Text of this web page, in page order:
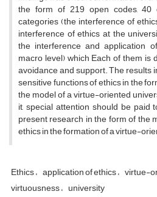
the form of 219 open codes, 40
categories (the interference of
interference of ethics at the
the interference and application
macro level) which Each of them is
avoidance and support. The results
sensitive functions of ethics in the
the model of a virtue-oriented
it, special attention should be paid
present research in the form of the
ethics in the formation of a virtue-
Ethics application of ethics virtue-
virtuousness university